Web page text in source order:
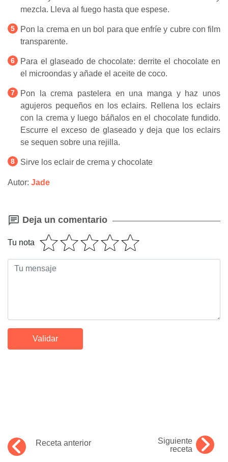
mezcla. Lleva al fuego hasta que espese.
Pon la crema en un bol para que enfríe y cubre con film
transparente.
Para el glaseado de chocolate: derrite el chocolate en
el microondas y añade el aceite de coco.
Pon la crema pastelera en una manga y haz unos
agujeros pequeños en los eclairs. Rellena los eclairs
con la crema y luego báñalos en el chocolate fundido.
Escurre el exceso de glaseado y deja que los eclairs
se sequen sobre una rejilla.
Sirve los eclair de crema y chocolate
Autor: Jade
Deja un comentario
Tu nota
Receta anterior
Siguiente
receta